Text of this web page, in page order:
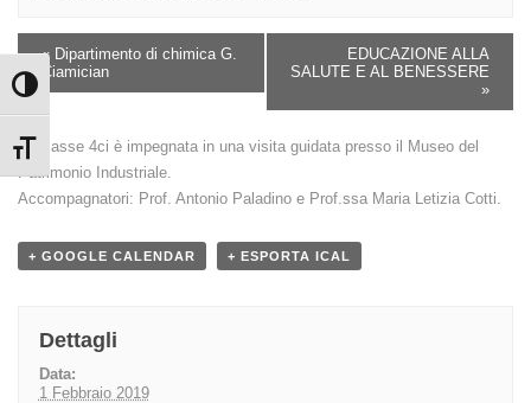
Attiva/disattiva alto contrasto
Attiva/disattiva dimensione testo
« Dipartimento di chimica G.
Ciamician
EDUCAZIONE ALLA
SALUTE E AL BENESSERE
»
La classe 4ci è impegnata in una visita guidata presso il Museo del
Patrimonio Industriale.
Accompagnatori: Prof. Antonio Paladino e Prof.ssa Maria Letizia Cotti.
+ GOOGLE CALENDAR + ESPORTA ICAL
Dettagli
Data:
1 Febbraio 2019